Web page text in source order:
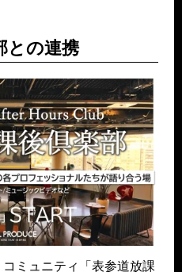
との連携
ミュニティ「表参道放課